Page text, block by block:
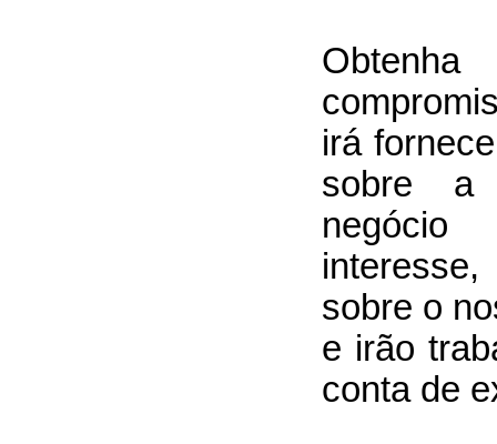
irá
sobre a
sobre o
e irão
conta de